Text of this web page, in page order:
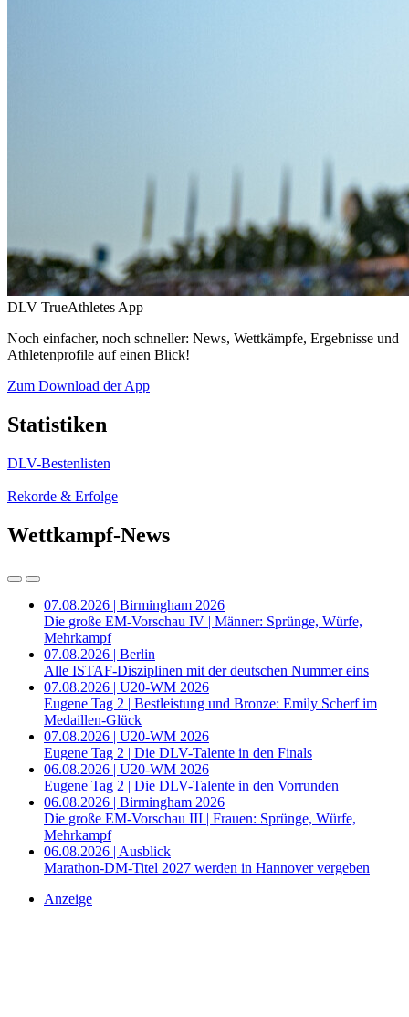
DLV TrueAthletes App
Noch einfacher, noch schneller: News, Wettkämpfe, Ergebnisse und
Athletenprofile auf einen Blick!
Zum Download der App
Statistiken
DLV-Bestenlisten
Rekorde & Erfolge
Wettkampf-News
07.08.2026 | Birmingham 2026
Die große EM-Vorschau IV | Männer: Sprünge, Würfe,
Mehrkampf
07.08.2026 | Berlin
Alle ISTAF-Disziplinen mit der deutschen Nummer eins
07.08.2026 | U20-WM 2026
Eugene Tag 2 | Bestleistung und Bronze: Emily Scherf im
Medaillen-Glück
07.08.2026 | U20-WM 2026
Eugene Tag 2 | Die DLV-Talente in den Finals
06.08.2026 | U20-WM 2026
Eugene Tag 2 | Die DLV-Talente in den Vorrunden
06.08.2026 | Birmingham 2026
Die große EM-Vorschau III | Frauen: Sprünge, Würfe,
Mehrkampf
06.08.2026 | Ausblick
Marathon-DM-Titel 2027 werden in Hannover vergeben
Anzeige